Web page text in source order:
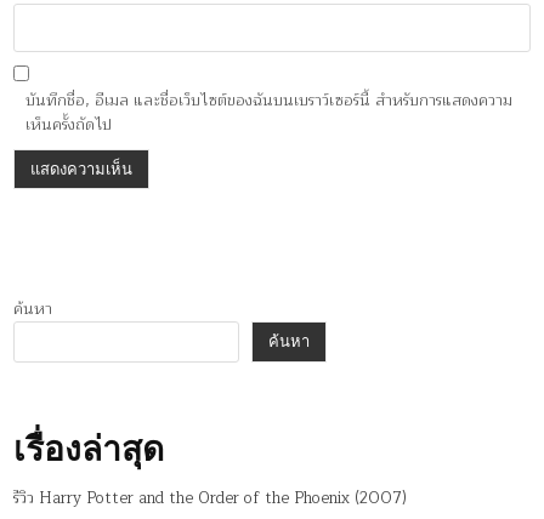
บันทึกชื่อ, อีเมล และชื่อเว็บไซต์ของฉันบนเบราว์เซอร์นี้ สำหรับการแสดงความ
เห็นครั้งถัดไป
ค้นหา
ค้นหา
เรื่องล่าสุด
รีวิว Harry Potter and the Order of the Phoenix (2007)